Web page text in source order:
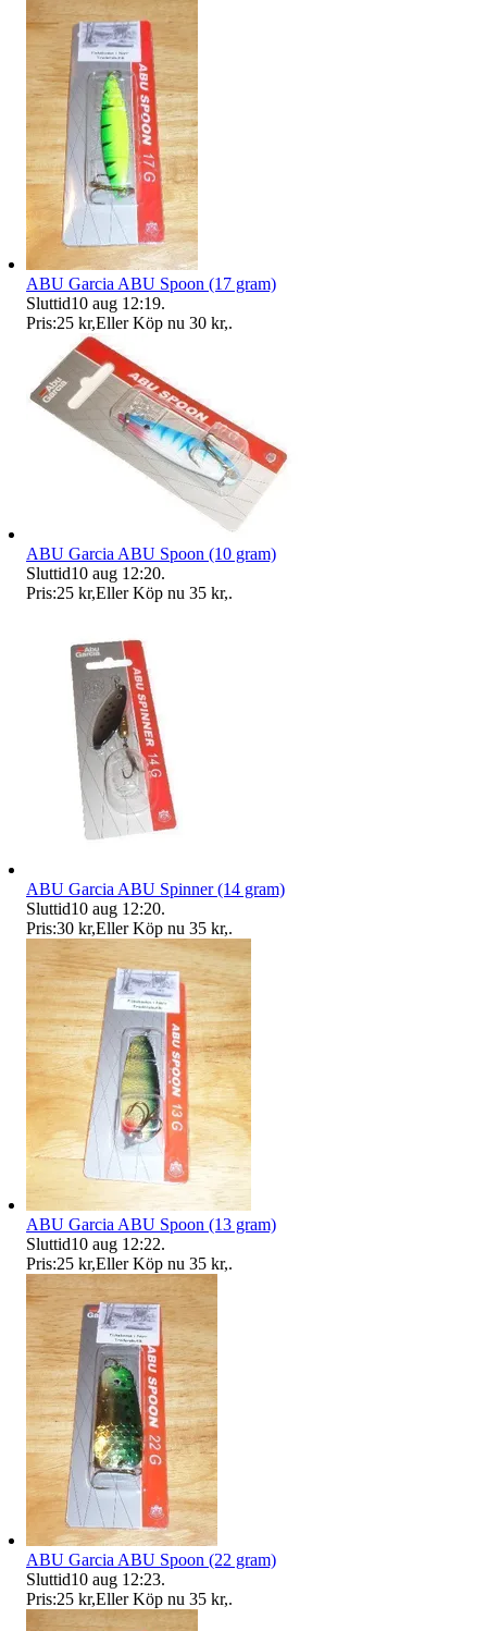
ABU Garcia ABU Spoon (17 gram)
Sluttid10 aug 12:19.
Pris:25 kr,Eller Köp nu 30 kr,.
ABU Garcia ABU Spoon (10 gram)
Sluttid10 aug 12:20.
Pris:25 kr,Eller Köp nu 35 kr,.
ABU Garcia ABU Spinner (14 gram)
Sluttid10 aug 12:20.
Pris:30 kr,Eller Köp nu 35 kr,.
ABU Garcia ABU Spoon (13 gram)
Sluttid10 aug 12:22.
Pris:25 kr,Eller Köp nu 35 kr,.
ABU Garcia ABU Spoon (22 gram)
Sluttid10 aug 12:23.
Pris:25 kr,Eller Köp nu 35 kr,.